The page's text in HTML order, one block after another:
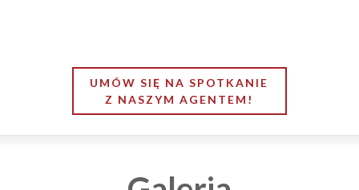
UMÓW SIĘ NA SPOTKANIE
Z NASZYM AGENTEM!